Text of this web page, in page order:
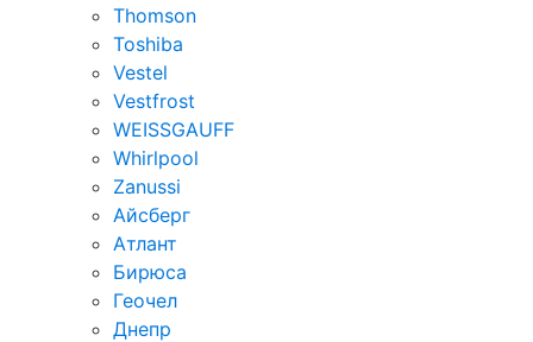
Thomson
Toshiba
Vestel
Vestfrost
WEISSGAUFF
Whirlpool
Zanussi
Айсберг
Атлант
Бирюса
Геочел
Днепр